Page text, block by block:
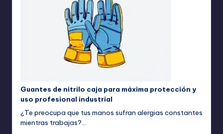
Guantes de nitrilo caja para máxima protección y
uso profesional industrial
¿Te preocupa que tus manos sufran alergias constantes
mientras trabajas?…